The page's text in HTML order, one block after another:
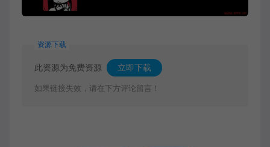
资源下载
此资源为免费资源 立即下载
如果链接失效，请在下方评论留言！